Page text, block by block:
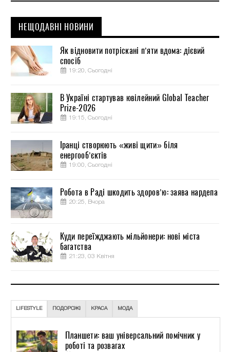
НЕЩОДАВНІ НОВИНИ
Як відновити потріскані п’яти вдома: дієвий
спосіб
19:20, Сьогодні
В Україні стартував ювілейний Global Teacher
Prize-2026
19:15, Сьогодні
Іранці створюють «живі щити» біля
енергооб’єктів
19:00, Сьогодні
Робота в Раді шкодить здоров’ю: заява нардепа
20:25, Вчора
Куди переїжджають мільйонери: нові міста
багатства
21:23, 03 Квітня
LIFESTYLE ПОДОРОЖІ КРАСА МОДА
Планшети: ваш універсальний помічник у
роботі та розвагах